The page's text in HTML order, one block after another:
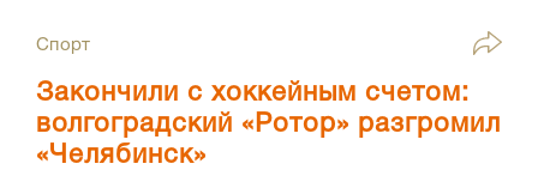
Спорт
Закончили с хоккейным счетом:
волгоградский «Ротор» разгромил
«Челябинск»